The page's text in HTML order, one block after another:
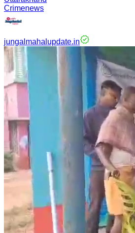
Crimenews
jungalmahalupdate.in